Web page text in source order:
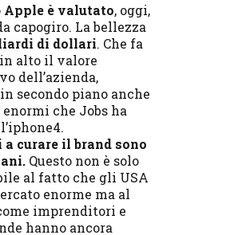
Apple è valutato, oggi,
capogiro. La bellezza
di dollari. Che fa
alto il valore
dell’azienda,
secondo piano anche
che Jobs ha
curare il brand sono
Questo non è solo
al fatto che gli USA
enorme ma al
imprenditori e
hanno ancora